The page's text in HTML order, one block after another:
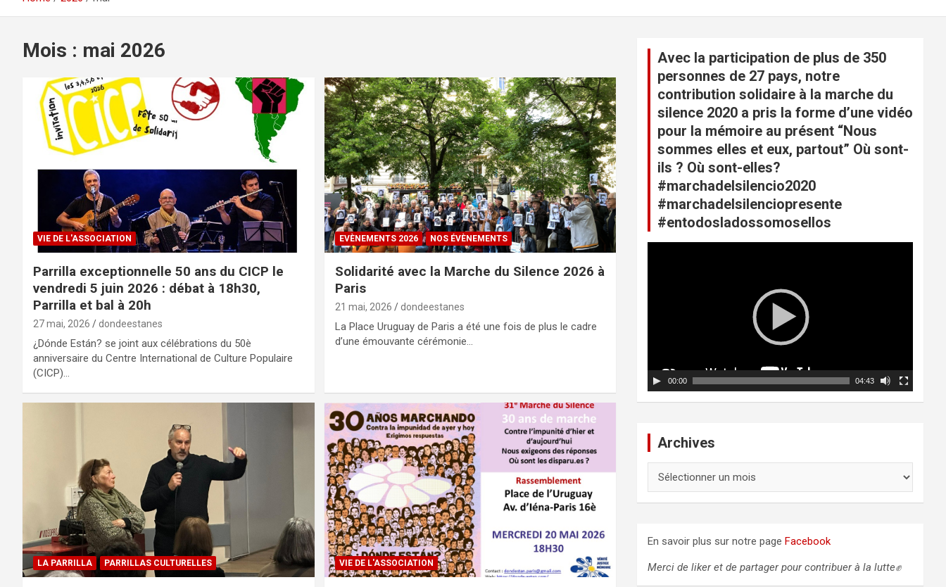
Mois : mai 2026
VIE DE L'ASSOCIATION
Parrilla exceptionnelle 50 ans du CICP le
vendredi 5 juin 2026 : débat à 18h30,
Parrilla et bal à 20h
27 mai, 2026 dondeestanes
¿Dónde Están? se joint aux célébrations du 50è
anniversaire du Centre International de Culture Populaire
(CICP)…
EVÈNEMENTS 2026 NOS ÉVÈNEMENTS
Solidarité avec la Marche du Silence 2026 à
Paris
21 mai, 2026 dondeestanes
La Place Uruguay de Paris a été une fois de plus le cadre
d’une émouvante cérémonie…
LA PARRILLA PARRILLAS CULTURELLES VIE DE L'ASSOCIATION
Avec la participation de plus de 350
personnes de 27 pays, notre
contribution solidaire à la marche du
silence 2020 a pris la forme d’une vidéo
pour la mémoire au présent “Nous
sommes elles et eux, partout” Où sont-
ils ? Où sont-elles?
#marchadelsilencio2020
#marchadelsilenciopresente
#entodosladossomosellos
i
d
00:00 04:43
Archives
v
s
En savoir plus sur notre pageFacebook
Merci de liker et de partager pour contribuer à la lutte✊